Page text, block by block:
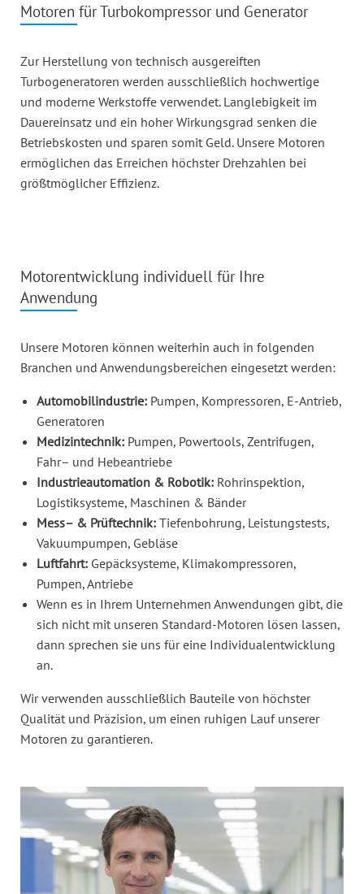
Motoren für Turbokompressor und Generator
Zur Herstellung von technisch ausgereiften
Turbogeneratoren werden ausschließlich hochwertige
und moderne Werkstoffe verwendet. Langlebigkeit im
Dauereinsatz und ein hoher Wirkungsgrad senken die
Betriebskosten und sparen somit Geld. Unsere Motoren
ermöglichen das Erreichen höchster Drehzahlen bei
größtmöglicher Effizienz.
Motorentwicklung individuell für Ihre
Anwendung
Unsere Motoren können weiterhin auch in folgenden
Branchen und Anwendungsbereichen eingesetzt werden:
Automobilindustrie: Pumpen, Kompressoren, E-Antrieb,
Generatoren
Medizintechnik: Pumpen, Powertools, Zentrifugen,
Fahr– und Hebeantriebe
Industrieautomation & Robotik: Rohrinspektion,
Logistiksysteme, Maschinen & Bänder
Mess– & Prüftechnik: Tiefenbohrung, Leistungstests,
Vakuumpumpen, Gebläse
Luftfahrt: Gepäcksysteme, Klimakompressoren,
Pumpen, Antriebe
Wenn es in Ihrem Unternehmen Anwendungen gibt, die
sich nicht mit unseren Standard-Motoren lösen lassen,
dann sprechen sie uns für eine Individualentwicklung
an.
Wir verwenden ausschließlich Bauteile von höchster
Qualität und Präzision, um einen ruhigen Lauf unserer
Motoren zu garantieren.